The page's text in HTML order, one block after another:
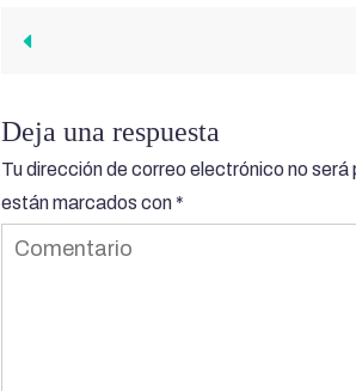
Deja una respuesta
Tu dirección de correo electrónico no será
están marcados con *